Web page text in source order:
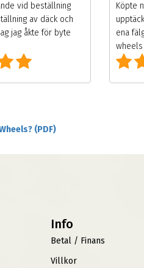
vid beställning
av däck och
jag åkte för byte
Köpte
ena
(PDF)
Info
Betal / Finans
Villkor